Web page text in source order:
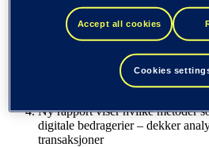
Norge (norsk)
Finland (suomi)
De forente stater (English)
Ny rapport viser hvilke metoder
digitale bedragerier – dekker
transaksjoner
Accept all cookies
Cookies